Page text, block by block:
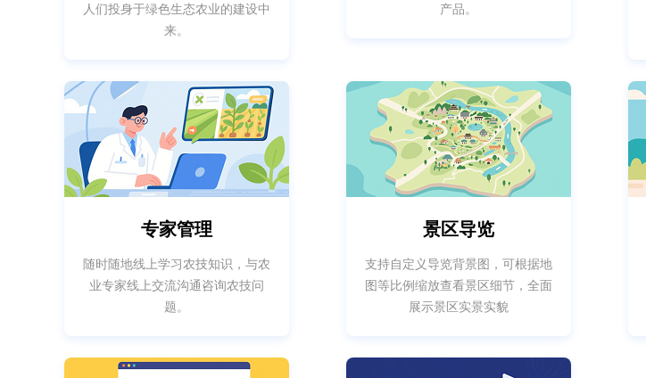
人们投身于绿色生态农业的建设中
来。
产品。
专家管理
随时随地线上学习农技知识，与农
业专家线上交流沟通咨询农技问
题。
景区导览
支持自定义导览背景图，可根据地
图等比例缩放查看景区细节，全面
展示景区实景实貌